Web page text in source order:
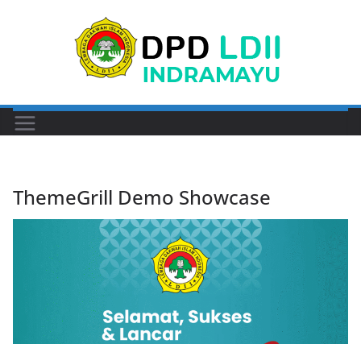
ThemeGrill Demo Showcase